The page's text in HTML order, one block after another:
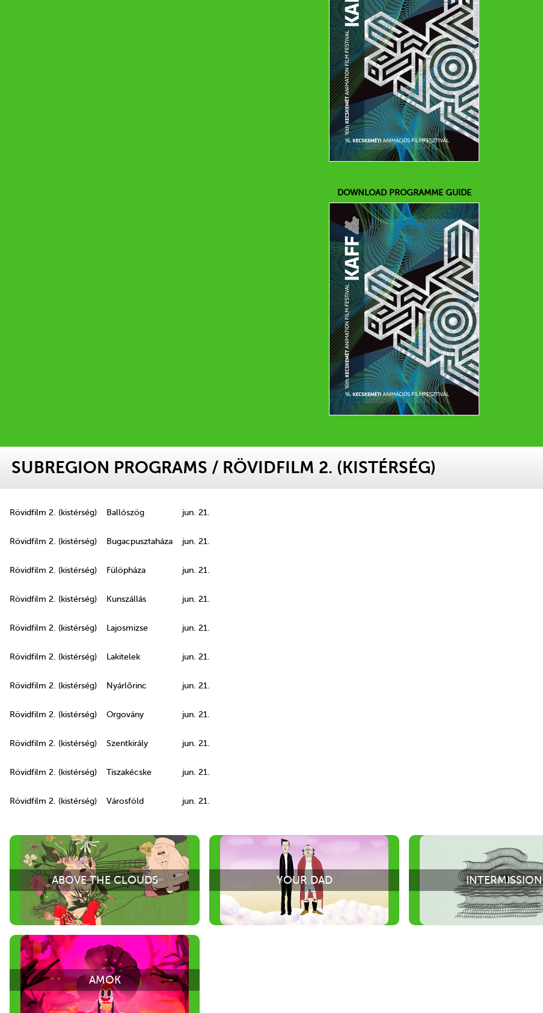
DOWNLOAD PROGRAMME GUIDE
SUBREGION PROGRAMS / RÖVIDFILM 2. (KISTÉRSÉG)
Rövidfilm 2. (kistérség) Ballószög jun. 21.
Rövidfilm 2. (kistérség) Bugacpusztaháza jun. 21.
Rövidfilm 2. (kistérség) Fülöpháza jun. 21.
Rövidfilm 2. (kistérség) Kunszállás jun. 21.
Rövidfilm 2. (kistérség) Lajosmizse jun. 21.
Rövidfilm 2. (kistérség) Lakitelek jun. 21.
Rövidfilm 2. (kistérség) Nyárlőrinc jun. 21.
Rövidfilm 2. (kistérség) Orgovány jun. 21.
Rövidfilm 2. (kistérség) Szentkirály jun. 21.
Rövidfilm 2. (kistérség) Tiszakécske jun. 21.
Rövidfilm 2. (kistérség) Városföld jun. 21.
ABOVE THE CLOUDS YOUR DAD INTERMISSION
AMOK